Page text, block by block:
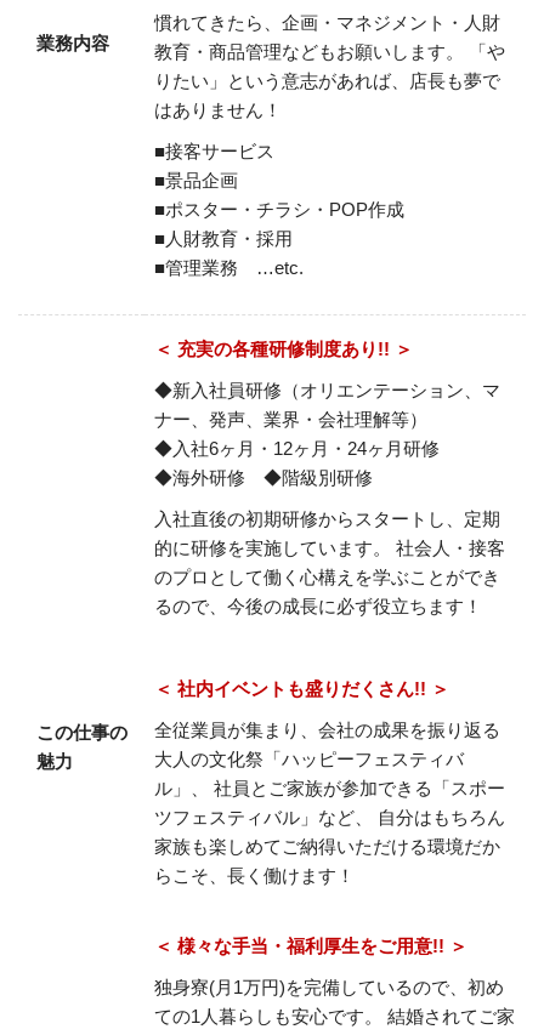
業務内容
慣れてきたら、企画・マネジメント・人財
教育・商品管理などもお願いします。
「や
りたい」という意志があれば、店長も夢で
はありません！
■接客サービス
■景品企画
■ポスター・チラシ・POP作成
■人財教育・採用
■管理業務 …etc.
この仕事の
魅力
＜ 充実の各種研修制度あり!! ＞
◆新入社員研修（オリエンテーション、マ
ナー、発声、業界・会社理解等）
◆入社6ヶ月・12ヶ月・24ヶ月研修
◆海外研修 ◆階級別研修
入社直後の初期研修からスタートし、定期
的に研修を実施しています。
社会人・接客
のプロとして働く心構えを学ぶことができ
るので、今後の成長に必ず役立ちます！
＜ 社内イベントも盛りだくさん!! ＞
全従業員が集まり、会社の成果を振り返る
大人の文化祭「ハッピーフェスティバ
ル」、
社員とご家族が参加できる「スポー
ツフェスティバル」など、
自分はもちろん
家族も楽しめてご納得いただける環境だか
らこそ、長く働けます！
＜ 様々な手当・福利厚生をご用意!! ＞
独身寮(月1万円)を完備しているので、初め
ての1人暮らしも安心です。
結婚されてご家